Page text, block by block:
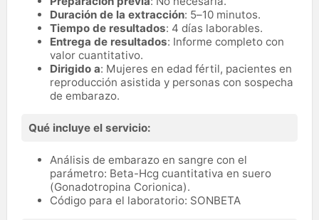
Duración de la extracción: 5–10 minutos.
Tiempo de resultados: 4 días laborables.
Entrega de resultados: Informe completo con
valor cuantitativo.
Dirigido a: Mujeres en edad fértil, pacientes en
reproducción asistida y personas con sospecha
de embarazo.
Qué incluye el servicio:
Análisis de embarazo en sangre con el
parámetro: Beta-Hcg cuantitativa en suero
(Gonadotropina Corionica).
Código para el laboratorio: SONBETA